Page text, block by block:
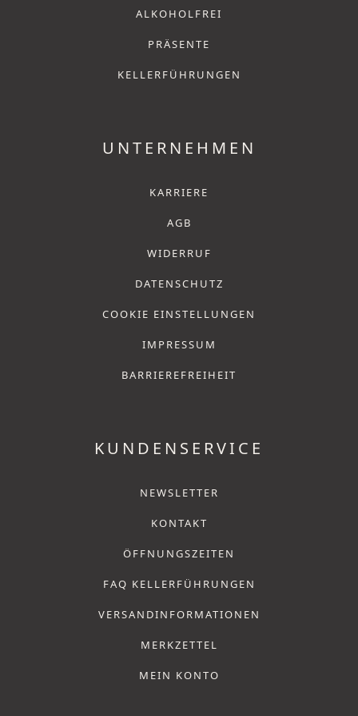
ALKOHOLFREI
PRÄSENTE
KELLERFÜHRUNGEN
UNTERNEHMEN
KARRIERE
AGB
WIDERRUF
DATENSCHUTZ
COOKIE EINSTELLUNGEN
IMPRESSUM
BARRIEREFREIHEIT
KUNDENSERVICE
NEWSLETTER
KONTAKT
ÖFFNUNGSZEITEN
FAQ KELLERFÜHRUNGEN
VERSANDINFORMATIONEN
MERKZETTEL
MEIN KONTO